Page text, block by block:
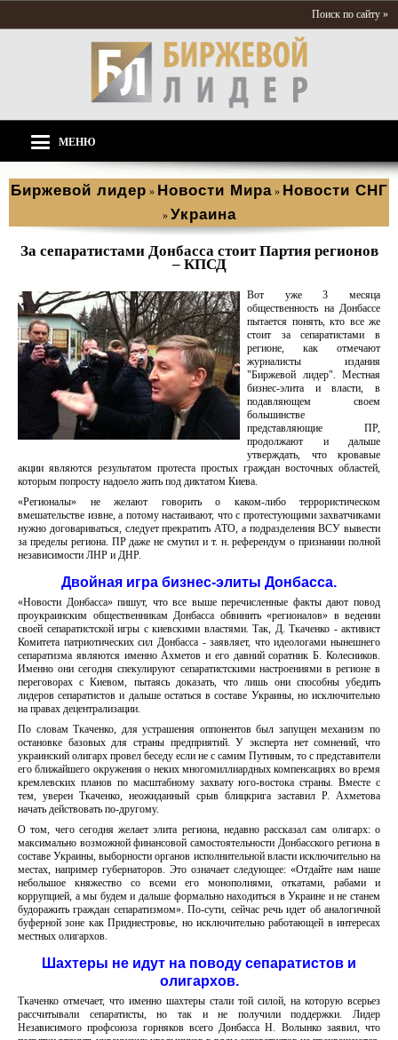
Поиск по сайту »
МЕНЮ
Биржевой лидер » Новости Мира » Новости СНГ
» Украина
За сепаратистами Донбасса стоит Партия регионов
– КПСД
Вот уже 3 месяца
общественность на Донбассе
пытается понять, кто все же
стоит за сепаратистами в
регионе, как отмечают
журналисты издания
"Биржевой лидер". Местная
бизнес-элита и власти, в
подавляющем своем
большинстве
представляющие ПР,
продолжают и дальше
утверждать, что кровавые
акции являются результатом протеста простых граждан восточных областей,
которым попросту надоело жить под диктатом Киева.
«Регионалы» не желают говорить о каком-либо террористическом
вмешательстве извне, а потому настаивают, что с протестующими захватчиками
нужно договариваться, следует прекратить АТО, а подразделения ВСУ вывести
за пределы региона. ПР даже не смутил и т. н. референдум о признании полной
независимости ЛНР и ДНР.
Двойная игра бизнес-элиты Донбасса.
«Новости Донбасса» пишут, что все выше перечисленные факты дают повод
проукраинским общественникам Донбасса обвинить «регионалов» в ведении
своей сепаратистской игры с киевскими властями. Так, Д. Ткаченко - активист
Комитета патриотических сил Донбасса - заявляет, что идеологами нынешнего
сепаратизма являются именно Ахметов и его давний соратник Б. Колесников.
Именно они сегодня спекулируют сепаратистскими настроениями в регионе в
переговорах с Киевом, пытаясь доказать, что лишь они способны убедить
лидеров сепаратистов и дальше остаться в составе Украины, но исключительно
на правах децентрализации.
По словам Ткаченко, для устрашения оппонентов был запущен механизм по
остановке базовых для страны предприятий. У эксперта нет сомнений, что
украинский олигарх провел беседу если не с самим Путиным, то с представители
его ближайшего окружения о неких многомиллиардных компенсациях во время
кремлевских планов по масштабному захвату юго-востока страны. Вместе с
тем, уверен Ткаченко, неожиданный срыв блицкрига заставил Р. Ахметова
начать действовать по-другому.
О том, чего сегодня желает элита региона, недавно рассказал сам олигарх: о
максимально возможной финансовой самостоятельности Донбасского региона в
составе Украины, выборности органов исполнительной власти исключительно на
местах, например губернаторов. Это означает следующее: «Отдайте нам наше
небольшое княжество со всеми его монополиями, откатами, рабами и
коррупцией, а мы будем и дальше формально находиться в Украине и не станем
будоражить граждан сепаратизмом». По-сути, сейчас речь идет об аналогичной
буферной зоне как Приднестровье, но исключительно работающей в интересах
местных олигархов.
Шахтеры не идут на поводу сепаратистов и
олигархов.
Ткаченко отмечает, что именно шахтеры стали той силой, на которую всерьез
рассчитывали сепаратисты, но так и не получили поддержки. Лидер
Независимого профсоюза горняков всего Донбасса Н. Волынко заявил, что